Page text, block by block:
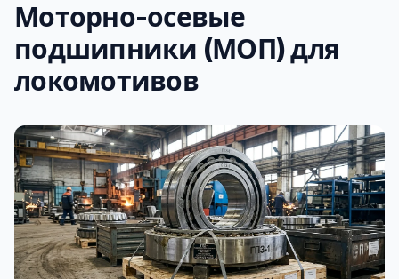
Моторно-осевые
подшипники (МОП) для
локомотивов